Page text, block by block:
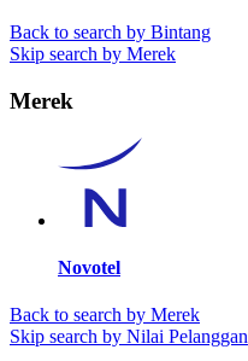
Back to search by Bintang
Skip search by Merek
Merek
Novotel
Back to search by Merek
Skip search by Nilai Pelanggan